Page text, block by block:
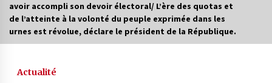
Quand la mère n’est plus là (17e partie)
4 ans ago
avoir accompli son devoir électoral/ L’ère des quotas et
de l’atteinte à la volonté du peuple exprimée dans les
urnes est révolue, déclare le président de la République.
Actualité